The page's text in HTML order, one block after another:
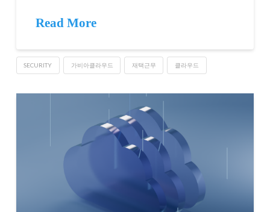
Read More
SECURITY 가비아클라우드 재택근무 클라우드